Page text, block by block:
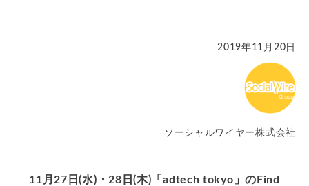
2019年11月20日
ソーシャルワイヤー株式会社
11月27日(水)・28日(木)「adtech tokyo」のFind